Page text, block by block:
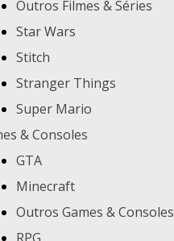
Outros Filmes & Séries
Star Wars
Stitch
Stranger Things
Super Mario
& Consoles
GTA
Minecraft
Outros Games & Consoles